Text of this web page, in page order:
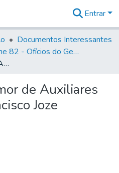
na
Entrar
Documentos Interessantes
Volume 82 - Ofícios do General Martim Lopes Lobo de Saldanha (Governador da Capitania): 1779- 1780
Para o Sargento mor de Auxiliares de Parnaguá Francisco Joze Monteiro
de Auxiliares
Joze